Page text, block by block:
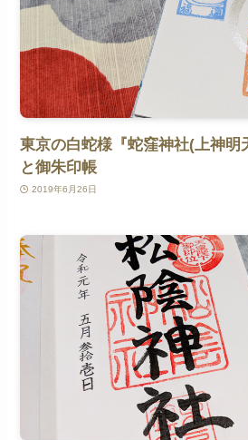
東京の白蛇様『蛇窪神社(上神明
と御朱印帳
2019年6月26日